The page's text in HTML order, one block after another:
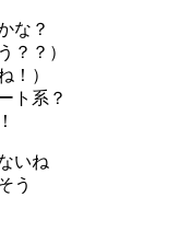
な？
？？）
！）
ト系？
いね
う